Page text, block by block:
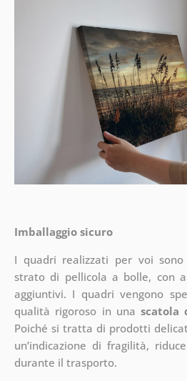
Imballaggio sicuro
I quadri realizzati per voi
strato di pellicola a bolle, con
aggiuntivi. I quadri vengono
qualità rigoroso in unascatola
Poiché si tratta di prodotti
un’indicazione di fragilità,
durante il trasporto.